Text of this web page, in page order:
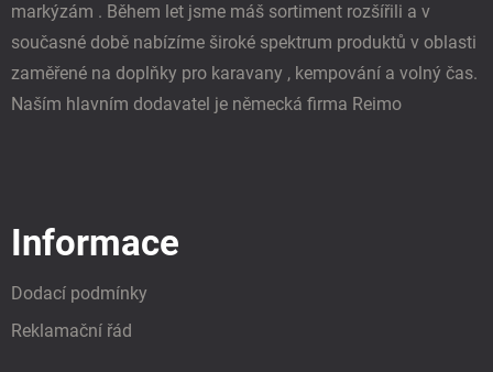
markýzám . Během let jsme máš sortiment rozšířili a v
současné době nabízíme široké spektrum produktů v oblasti
zaměřené na doplňky pro karavany , kempování a volný čas.
Naším hlavním dodavatel je německá firma Reimo
Informace
Dodací podmínky
Reklamační řád